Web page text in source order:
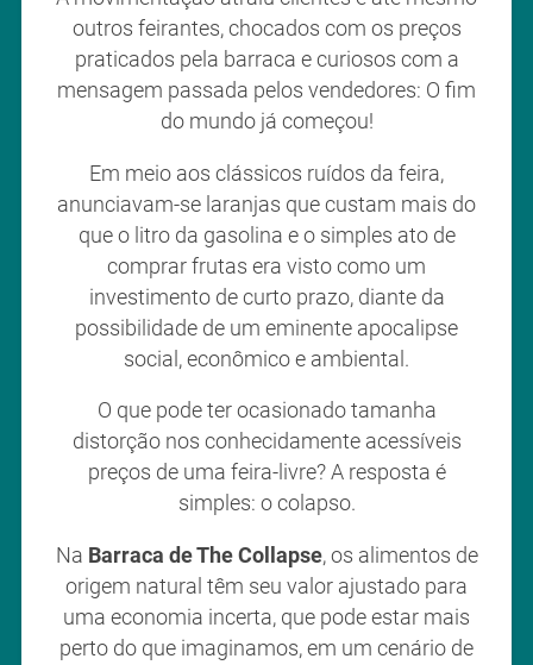
outros feirantes, chocados com os preços
praticados pela barraca e curiosos com a
mensagem passada pelos vendedores: O fim
do mundo já começou!
Em meio aos clássicos ruídos da feira,
anunciavam-se laranjas que custam mais do
que o litro da gasolina e o simples ato de
comprar frutas era visto como um
investimento de curto prazo, diante da
possibilidade de um eminente apocalipse
social, econômico e ambiental.
O que pode ter ocasionado tamanha
distorção nos conhecidamente acessíveis
preços de uma feira-livre? A resposta é
simples: o colapso.
Na Barraca de The Collapse, os alimentos de
origem natural têm seu valor ajustado para
uma economia incerta, que pode estar mais
perto do que imaginamos, em um cenário de